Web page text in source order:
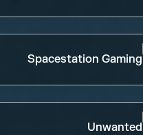
Spacestation Gaming
Unwanted